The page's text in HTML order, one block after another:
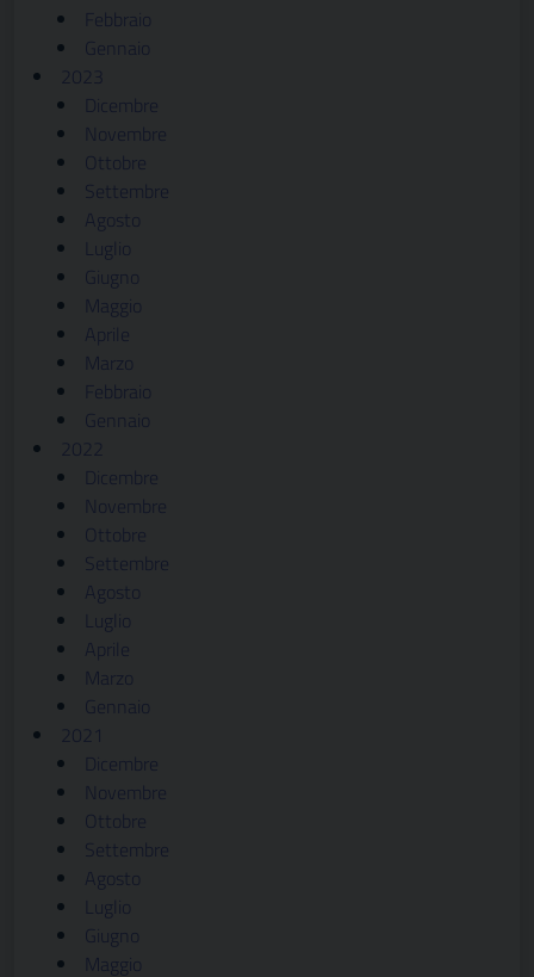
Febbraio
Gennaio
2023
Dicembre
Novembre
Ottobre
Settembre
Agosto
Luglio
Giugno
Maggio
Aprile
Marzo
Febbraio
Gennaio
2022
Dicembre
Novembre
Ottobre
Settembre
Agosto
Luglio
Aprile
Marzo
Gennaio
2021
Dicembre
Novembre
Ottobre
Settembre
Agosto
Luglio
Giugno
Maggio